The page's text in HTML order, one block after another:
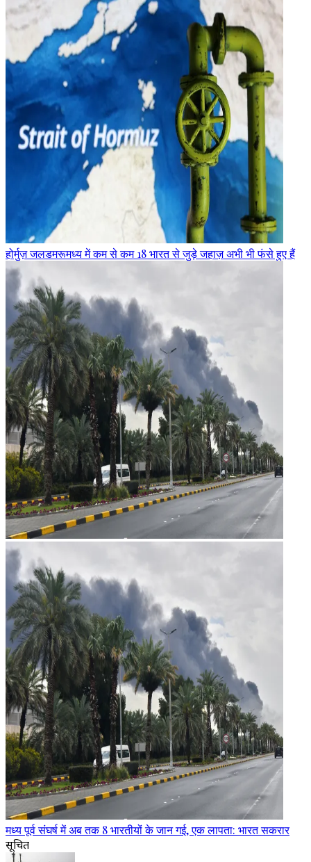
होर्मुज़ जलडमरूमध्य में कम से कम 18 भारत से जुड़े जहाज़ अभी भी फंसे हुए हैं
मध्य पूर्व संघर्ष में अब तक 8 भारतीयों के जान गई, एक लापता: भारत सकरार
सूचित